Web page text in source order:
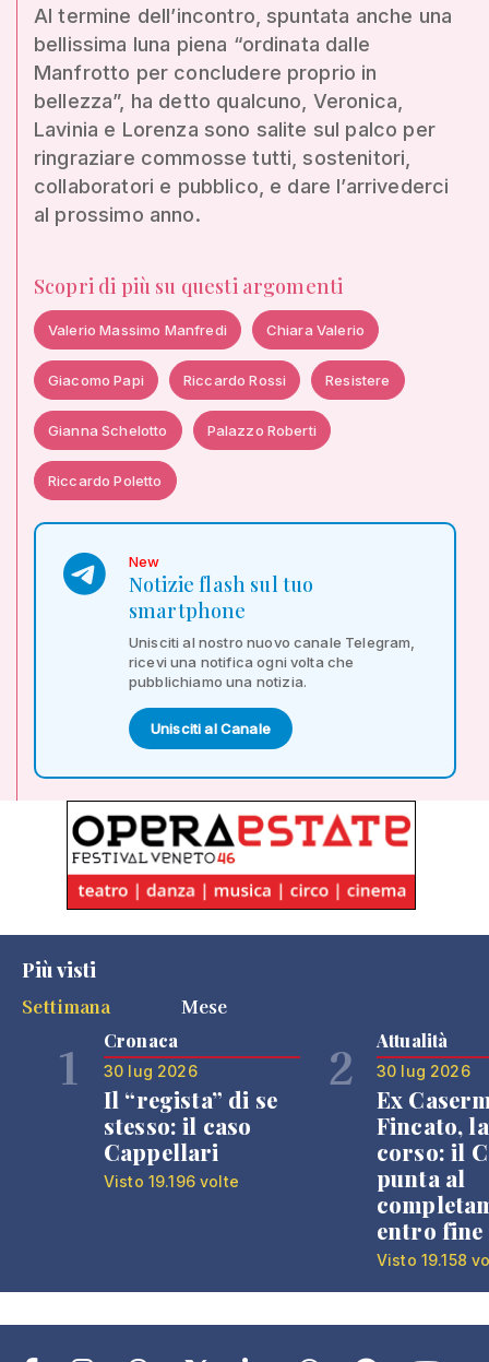
Al termine dell’incontro, spuntata anche una
bellissima luna piena “ordinata dalle
Manfrotto per concludere proprio in
bellezza”, ha detto qualcuno, Veronica,
Lavinia e Lorenza sono salite sul palco per
ringraziare commosse tutti, sostenitori,
collaboratori e pubblico, e dare l’arrivederci
al prossimo anno.
Scopri di più su questi argomenti
Valerio Massimo Manfredi Chiara Valerio
Giacomo Papi Riccardo Rossi Resistere
Gianna Schelotto Palazzo Roberti
Riccardo Poletto
New
Notizie flash sul tuo
smartphone
Unisciti al nostro nuovo canale Telegram,
ricevi una notifica ogni volta che
pubblichiamo una notizia.
Unisciti al Canale
Più visti
Settimana
Mese
1 Cronaca
30 lug 2026
Il “regista” di se
stesso: il caso
Cappellari
Visto 19.196 volte
2 Attualità
30 lug 2026
Ex
Fincato,
corso: il
punta al
entro fine
Visto 19.158